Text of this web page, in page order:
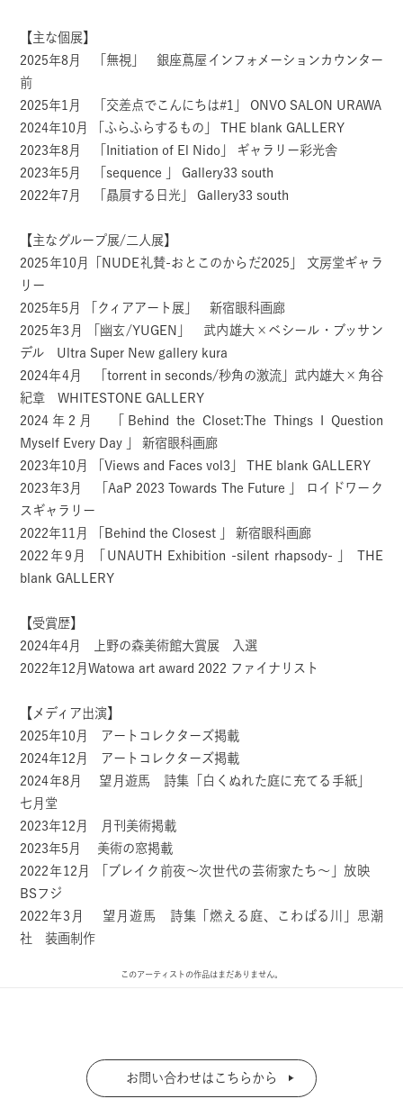
【主な個展】
2025年8月 「無視」 銀座蔦屋インフォメーションカウンター
前
2025年1月 「交差点でこんにちは#1」 ONVO SALON URAWA
2024年10月 「ふらふらするもの」 THE blank GALLERY
2023年8月 「Initiation of El Nido」 ギャラリー彩光舎
2023年5月 「sequence 」 Gallery33 south
2022年7月 「贔屓する日光」 Gallery33 south
【主なグループ展/二人展】
2025年10月「NUDE礼賛-おとこのからだ2025」 文房堂ギャラ
リー
2025年5月 「クィアアート展」 新宿眼科画廊
2025年3月 「幽玄/YUGEN」 武内雄大×ベシール・ブッサン
デル Ultra Super New gallery kura
2024年4月 「torrent in seconds/秒角の激流」武内雄大×角谷
紀章 WHITESTONE GALLERY
2024年2月 「Behind the Closet:The Things I Question
Myself Every Day 」 新宿眼科画廊
2023年10月 「Views and Faces vol3」 THE blank GALLERY
2023年3月 「AaP 2023 Towards The Future 」 ロイドワーク
スギャラリー
2022年11月 「Behind the Closest 」 新宿眼科画廊
2022年9月 「UNAUTH Exhibition -silent rhapsody- 」 THE
blank GALLERY
【受賞歴】
2024年4月 上野の森美術館大賞展 入選
2022年12月Watowa art award 2022 ファイナリスト
【メディア出演】
2025年10月 アートコレクターズ掲載
2024年12月 アートコレクターズ掲載
2024年8月 望月遊馬 詩集「白くぬれた庭に充てる手紙」
七月堂
2023年12月 月刊美術掲載
2023年5月 美術の窓掲載
2022年12月 「ブレイク前夜〜次世代の芸術家たち〜」放映
BSフジ
2022年3月 望月遊馬 詩集「燃える庭、こわばる川」思潮
社 装画制作
このアーティストの作品はまだありません。
お問い合わせはこちらから